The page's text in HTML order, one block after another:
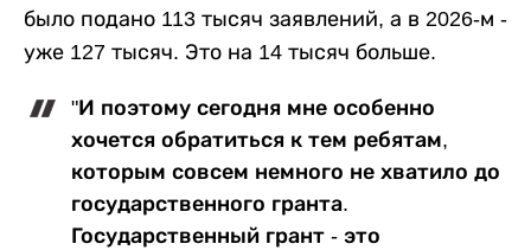
было подано 113 тысяч заявлений, а в 2026-м -
уже 127 тысяч. Это на 14 тысяч больше.
"И поэтому сегодня мне особенно
хочется обратиться к тем ребятам,
которым совсем немного не хватило до
государственного гранта.
Государственный грант - это